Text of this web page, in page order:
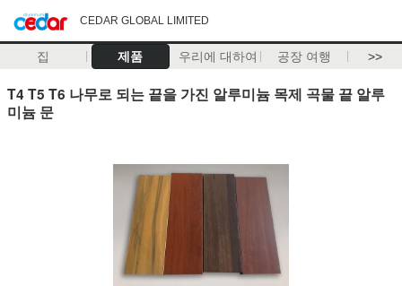
CEDAR GLOBAL LIMITED
집 제품 우리에 대하여 공장 여행 >>
T4 T5 T6 나무로 되는 끝을 가진 알루미늄 목제 곡물 끝 알루
미늄 문